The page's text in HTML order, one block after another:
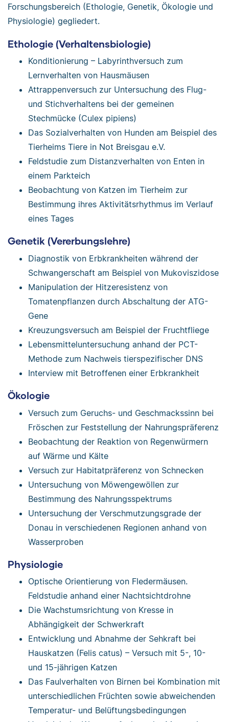
Forschungsbereich (Ethologie, Genetik, Ökologie und
Physiologie) gegliedert.
Ethologie (Verhaltensbiologie)
Konditionierung – Labyrinthversuch zum
Lernverhalten von Hausmäusen
Attrappenversuch zur Untersuchung des Flug-
und Stichverhaltens bei der gemeinen
Stechmücke (Culex pipiens)
Das Sozialverhalten von Hunden am Beispiel des
Tierheims Tiere in Not Breisgau e.V.
Feldstudie zum Distanzverhalten von Enten in
einem Parkteich
Beobachtung von Katzen im Tierheim zur
Bestimmung ihres Aktivitätsrhythmus im Verlauf
eines Tages
Genetik (Vererbungslehre)
Diagnostik von Erbkrankheiten während der
Schwangerschaft am Beispiel von Mukoviszidose
Manipulation der Hitzeresistenz von
Tomatenpflanzen durch Abschaltung der ATG-
Gene
Kreuzungsversuch am Beispiel der Fruchtfliege
Lebensmitteluntersuchung anhand der PCT-
Methode zum Nachweis tierspezifischer DNS
Interview mit Betroffenen einer Erbkrankheit
Ökologie
Versuch zum Geruchs- und Geschmackssinn bei
Fröschen zur Feststellung der Nahrungspräferenz
Beobachtung der Reaktion von Regenwürmern
auf Wärme und Kälte
Versuch zur Habitatpräferenz von Schnecken
Untersuchung von Möwengewöllen zur
Bestimmung des Nahrungsspektrums
Untersuchung der Verschmutzungsgrade der
Donau in verschiedenen Regionen anhand von
Wasserproben
Physiologie
Optische Orientierung von Fledermäusen.
Feldstudie anhand einer Nachtsichtdrohne
Die Wachstumsrichtung von Kresse in
Abhängigkeit der Schwerkraft
Entwicklung und Abnahme der Sehkraft bei
Hauskatzen (Felis catus) – Versuch mit 5-, 10-
und 15-jährigen Katzen
Das Faulverhalten von Birnen bei Kombination mit
unterschiedlichen Früchten sowie abweichenden
Temperatur- und Belüftungsbedingungen